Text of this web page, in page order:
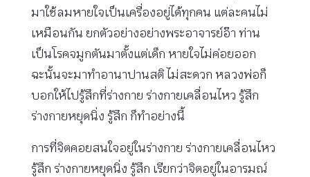
มาใช้ลมหายใจเป็นเครื่องอยู่ได้ทุกคน แต่ละคนไม่
เหมือนกัน ยกตัวอย่างอย่างพระอาจารย์อ๊า ท่าน
เป็นโรคจมูกตันมาตั้งแต่เด็ก หายใจไม่ค่อยออก
ฉะนั้นจะมาทำอานาปานสติ ไม่สะดวก หลวงพ่อก็
บอกให้ไปรู้สึกที่ร่างกาย ร่างกายเคลื่อนไหว รู้สึก
ร่างกายหยุดนิ่ง รู้สึก ก็ทำอย่างนี้
การที่จิตคอยสนใจอยู่ในร่างกาย ร่างกายเคลื่อนไหว
รู้สึก ร่างกายหยุดนิ่ง รู้สึก เรียกว่าจิตอยู่ในอารมณ์